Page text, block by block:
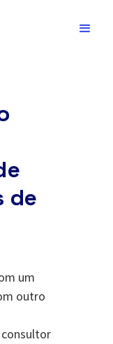
de
um
outro